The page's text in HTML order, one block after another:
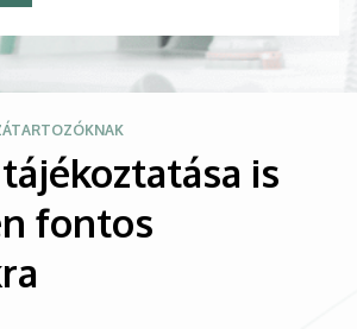
is
fontos